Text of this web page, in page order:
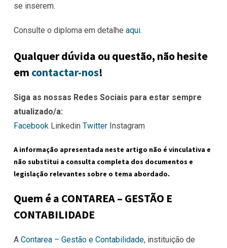
se inserem.
Consulte o diploma em detalhe aqui.
Qualquer dúvida ou questão, não hesite
em contactar-nos!
Siga as nossas Redes Sociais para estar sempre
atualizado/a:
Facebook Linkedin Twitter Instagram
A informação apresentada neste artigo não é vinculativa e
não substitui a consulta completa dos documentos e
legislação relevantes sobre o tema abordado.
Quem é a CONTAREA – GESTÃO E
CONTABILIDADE
A Contarea – Gestão e Contabilidade, instituição de